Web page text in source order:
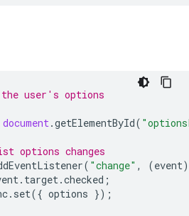
user's options
document.getElementById(
options changes
( "change" , (event)
. target.checked ;
. set({ options });